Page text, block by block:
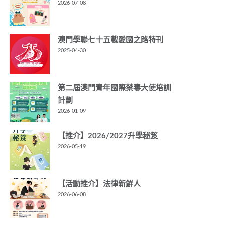
2026-07-08
澳門學聯七十五載愛國之路特刊
2025-04-30
第二屆澳門青年國際禁毒大使培訓
計劃
2026-01-09
【推介】2026/2027升學秘笈
2026-05-19
【活動推介】法律新鮮人
2026-06-08